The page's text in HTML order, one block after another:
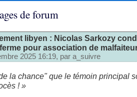
de forum
libyen : Nicolas Sarkozy
pour association de
2025 16:19, par a_suivre
la chance" que le témoin principal
! »